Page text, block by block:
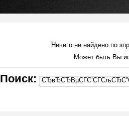
Ничего не найдено по
Может быть Вы
Поиск: